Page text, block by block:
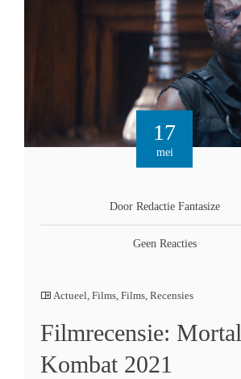
17
mei
Door Redactie Fantasize
Geen Reacties
Actueel, Films, Films, Recensies
Filmrecensie: Mortal
Kombat 2021